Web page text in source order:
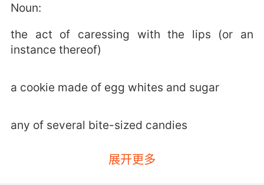
Noun:
the act of caressing with the lips (or an
instance thereof)
a cookie made of egg whites and sugar
any of several bite-sized candies
a light glancing touch;展开更多